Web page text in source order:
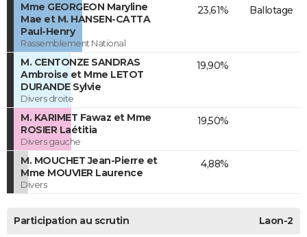
Mme GEORGEON Maryline
Mae et M. HANSEN-CATTA
Paul-Henry
Rassemblement National
23,61% Ballotage
M. CENTONZE SANDRAS
Ambroise et Mme LETOT
DURANDE Sylvie
Divers droite
19,90%
M. KARIMET Fawaz et Mme
ROSIER Laétitia
Divers gauche
19,50%
M. MOUCHET Jean-Pierre et
Mme MOUVIER Laurence
Divers
4,88%
Participation au scrutin Laon-2